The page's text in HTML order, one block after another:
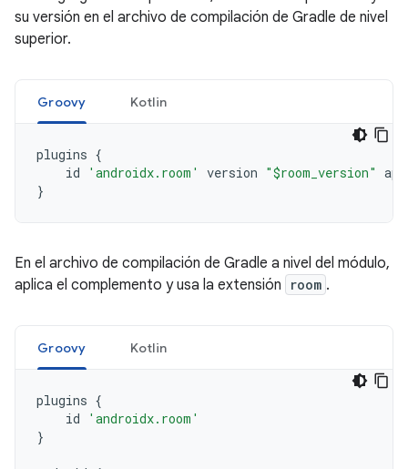
su versión en el archivo de compilación de Gradle de nivel
superior.
Groovy Kotlin
plugins {
id
'androidx.room' version "$room_version"
}
En el archivo de compilación de Gradle a nivel del módulo,
aplica el complemento y usa la extensión
room .
Groovy Kotlin
plugins {
id
'androidx.room'
}